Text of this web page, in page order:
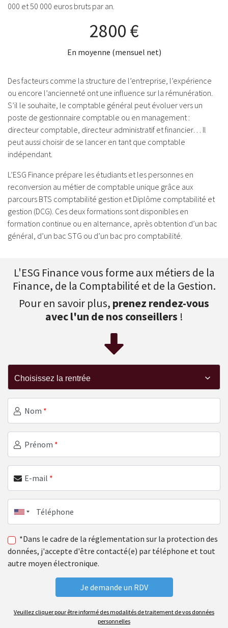
000 et 50 000 euros bruts par an.
2800 €
En moyenne (mensuel net)
Des facteurs comme la structure de l’entreprise, l’expérience
ou encore l’ancienneté ont une influence sur la rémunération.
S’il le souhaite, le comptable général peut évoluer vers un
poste de gestionnaire comptable ou en management :
directeur comptable, directeur administratif et financier… Il
peut aussi choisir de se lancer en tant que comptable
indépendant.
L’ESG Finance prépare les étudiants et les personnes en
reconversion au métier de comptable unique grâce aux
parcours BTS comptabilité gestion etDiplôme comptabilité et
gestion (DCG). Ces deux formations sont disponibles en
formation continue ou en alternance, après obtention d’un bac
général, d’un bac STG ou d’un bac pro comptabilité.
L'ESG Finance vous forme aux métiers de la
Finance, de la Comptabilité et de la Gestion.
Pour en savoir plus, prenez rendez-vous
avec l'un de nos conseillers !
Nom *
Prénom *
E-mail *
Téléphone
*Dans le cadre de la réglementation sur la protection des
données, j'accepte d'être contacté(e) par téléphone et tout
autre moyen électronique.
Veuillez cliquer pour être informé des modalités de traitement de vos données
personnelles